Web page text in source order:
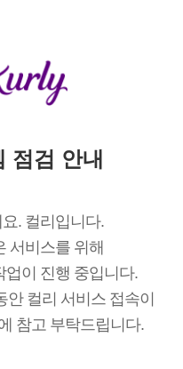
점검 안내
. 컬리입니다.
서비스를 위해
업이 진행 중입니다.
안 컬리 서비스 접속이
참고 부탁드립니다.